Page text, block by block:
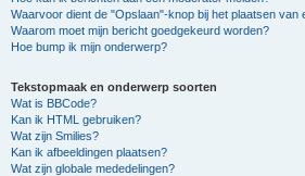
Waarvoor dient de "Opslaan"-knop bij het plaatsen van
Waarom moet mijn bericht goedgekeurd worden?
Hoe bump ik mijn onderwerp?
Tekstopmaak en onderwerp soorten
Wat is BBCode?
Kan ik HTML gebruiken?
Wat zijn Smilies?
Kan ik afbeeldingen plaatsen?
Wat zijn globale mededelingen?